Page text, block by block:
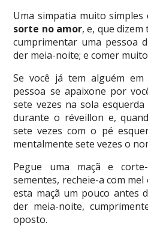
Uma simpatia muito
sorte no amor, e, que
cumprimentar uma pessoa
der meia-noite; e comer
Se você já tem alguém
pessoa se apaixone por
sete vezes na sola
durante o réveillon e,
sete vezes com o pé
mentalmente sete vezes o
Pegue uma maçã e
sementes, recheie-a com
esta maçã um pouco antes
der meia-noite,
oposto.